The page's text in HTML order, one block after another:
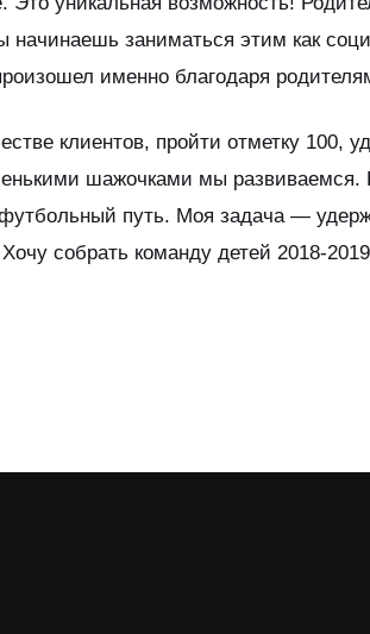
начинаешь заниматься этим как
именно благодаря
клиентов, пройти отметку 100,
шажочками мы
путь. Моя задача —
собрать команду детей 2018-